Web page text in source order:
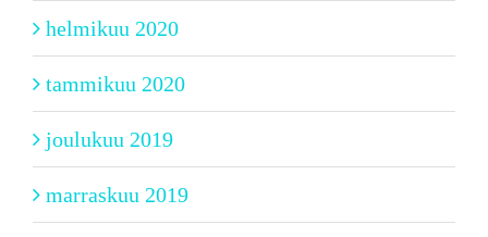
helmikuu 2020
tammikuu 2020
joulukuu 2019
marraskuu 2019